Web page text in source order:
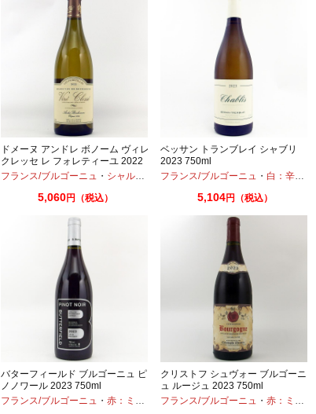
ドメーヌ アンドレ ボノーム ヴィレ
クレッセ レ フォレティーユ 2022
750ml
フランス/ブルゴーニュ ・ シャルドネ
5,060円（税込）
ベッサン トランブレイ シャブリ
2023 750ml
フランス/ブルゴーニュ ・ 白：辛口
5,104円（税込）
バターフィールド ブルゴーニュ ピ
ノノワール 2023 750ml
フランス/ブルゴーニュ ・ 赤：ミディアムボディ ・ピノノワール
クリストフ シュヴォー ブルゴーニ
ュ ルージュ 2023 750ml
フランス/ブルゴーニュ ・ 赤：ミディアムボディ